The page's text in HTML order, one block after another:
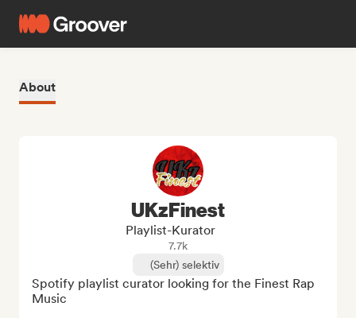
About
UKzFinest
Playlist-Kurator
7.7k
(Sehr) selektiv
Spotify playlist curator looking for the Finest Rap
Music